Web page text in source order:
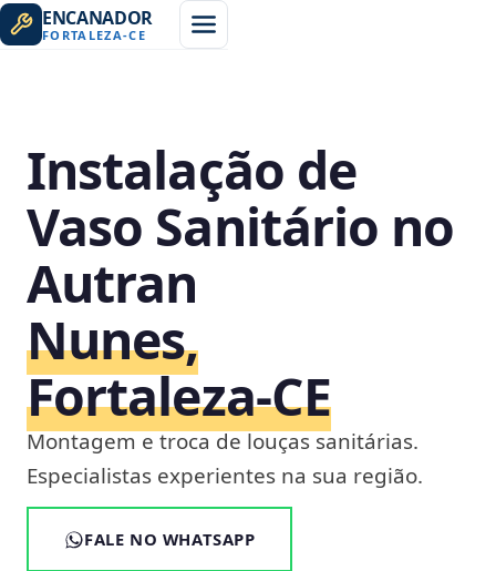
ENCANADOR
FORTALEZA-CE
Instalação de
Vaso Sanitário no
Autran
Nunes,
Fortaleza‑CE
Montagem e troca de louças sanitárias.
Especialistas experientes na sua região.
FALE NO WHATSAPP